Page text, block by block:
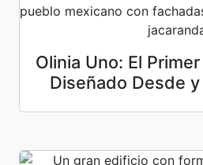
Olinia Uno: El
Diseñado Desde